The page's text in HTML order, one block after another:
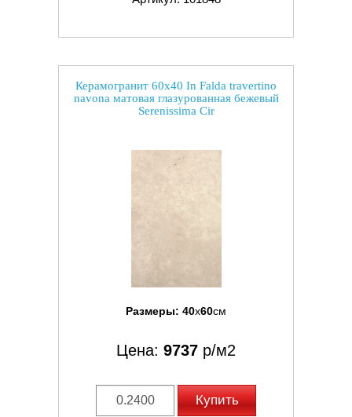
Керамогранит 60x40 In Falda travertino
navona матовая глазурованная бежевый
Serenissima Cir
Размеры: 40x60см
Цена: 9737 р/м2
Купить